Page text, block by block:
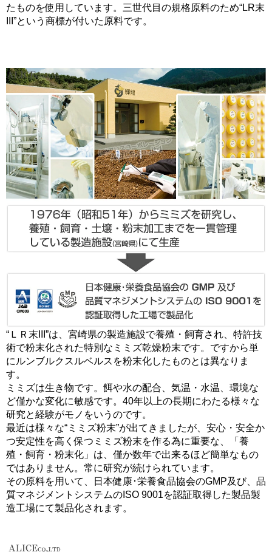
たものを使用しています。三世代目の規格原料のため“LR末
III”という商標が付いた原料です。
“ＬＲ末III”は、宮崎県の製造施設で養殖・飼育され、特許技
術で粉末化された特別なミミズ乾燥粉末です。ですから単
にルンブルクスルベルスを粉末化したものとは異なりま
す。
ミミズは生き物です。餌や水の配合、気温・水温、環境な
ど僅かな変化に敏感です。40年以上の長期にわたる様々な
研究と経験がモノをいうのです。
最近は様々な“ミミズ粉末”が出てきましたが、安心・安全か
つ安定性を高く保つミミズ粉末を作る為に重要な、「養
殖・飼育・粉末化」は、僅か数年で出来るほど簡単なもの
ではありません。常に研究が続けられています。
その原料を用いて、日本健康･栄養食品協会のGMP及び、品
質マネジメントシステムのISO 9001を認証取得した製品製
造工場にて製品化されます。